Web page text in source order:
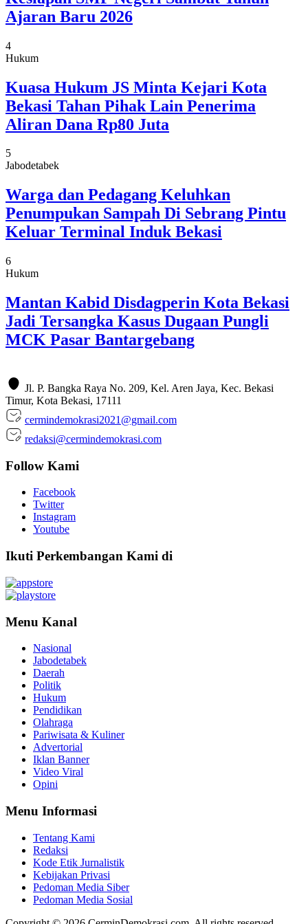
Ajaran Baru 2026
4
Hukum
Kuasa Hukum JS Minta Kejari Kota
Bekasi Tahan Pihak Lain Penerima
Aliran Dana Rp80 Juta
5
Jabodetabek
Warga dan Pedagang Keluhkan
Penumpukan Sampah Di Sebrang Pintu
Keluar Terminal Induk Bekasi
6
Hukum
Mantan Kabid Disdagperin Kota Bekasi
Jadi Tersangka Kasus Dugaan Pungli
MCK Pasar Bantargebang
Jl. P. Bangka Raya No. 209, Kel. Aren Jaya, Kec. Bekasi
Timur, Kota Bekasi, 17111
cermindemokrasi2021@gmail.com
redaksi@cermindemokrasi.com
Follow Kami
Facebook
Twitter
Instagram
Youtube
Ikuti Perkembangan Kami di
Menu Kanal
Nasional
Jabodetabek
Daerah
Politik
Hukum
Pendidikan
Olahraga
Pariwisata & Kuliner
Advertorial
Iklan Banner
Video Viral
Opini
Menu Informasi
Tentang Kami
Redaksi
Kode Etik Jurnalistik
Kebijakan Privasi
Pedoman Media Siber
Pedoman Media Sosial